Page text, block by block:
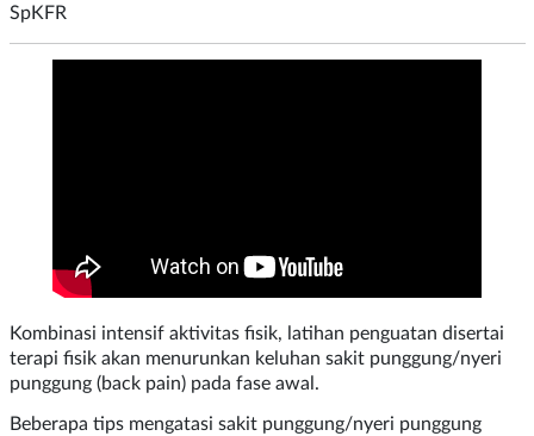
SpKFR
Kombinasi intensif aktivitas fisik, latihan penguatan disertai
terapi fisik akan menurunkan keluhan sakit punggung/nyeri
punggung (back pain) pada fase awal.
Beberapa tips mengatasi sakit punggung/nyeri punggung